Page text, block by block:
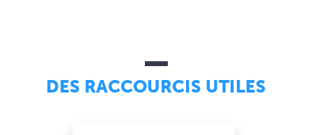
DES RACCOURCIS UTILES